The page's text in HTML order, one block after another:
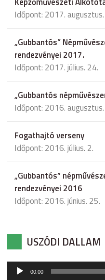
Időpont: 2017.
„Gubbantós”
rendezvényei 2017.
Időpont: 2017. július. 24.
„Gubbantós
Időpont: 2016.
Fogathajtó verseny
Időpont: 2016. július. 2.
„Gubbantós”
rendezvényei 2016
Időpont: 2016. június. 25.
USZÓDI DALLAM
Audió
00:00